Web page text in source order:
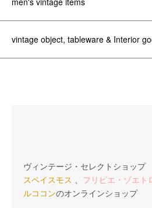
vintage object, tableware & Interior
ヴィンテージ・セレクトショップ
スペイスモス 、 フリピエ・ゾエト
ルココンのオンラインショップ